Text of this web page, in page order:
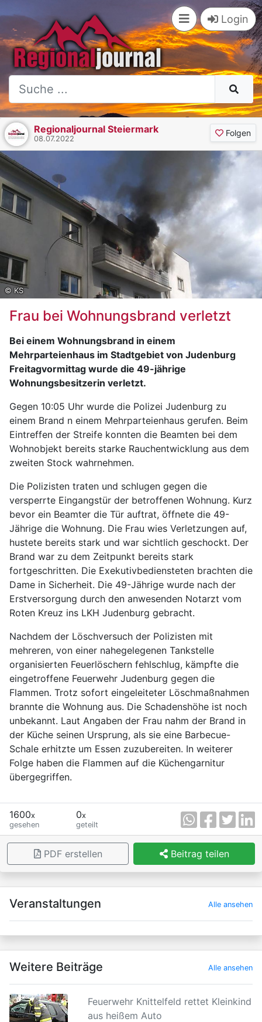
Login
Regionaljournal Steiermark
08.07.2022
Folgen
© KS
Frau bei Wohnungsbrand verletzt
Bei einem Wohnungsbrand in einem
Mehrparteienhaus im Stadtgebiet von Judenburg
Freitagvormittag wurde die 49-jährige
Wohnungsbesitzerin verletzt.
Gegen 10:05 Uhr wurde die Polizei Judenburg zu
einem Brand n einem Mehrparteienhaus gerufen. Beim
Eintreffen der Streife konnten die Beamten bei dem
Wohnobjekt bereits starke Rauchentwicklung aus dem
zweiten Stock wahrnehmen.
Die Polizisten traten und schlugen gegen die
versperrte Eingangstür der betroffenen Wohnung. Kurz
bevor ein Beamter die Tür auftrat, öffnete die 49-
Jährige die Wohnung. Die Frau wies Verletzungen auf,
hustete bereits stark und war sichtlich geschockt. Der
Brand war zu dem Zeitpunkt bereits stark
fortgeschritten. Die Exekutivbediensteten brachten die
Dame in Sicherheit. Die 49-Jährige wurde nach der
Erstversorgung durch den anwesenden Notarzt vom
Roten Kreuz ins LKH Judenburg gebracht.
Nachdem der Löschversuch der Polizisten mit
mehreren, von einer nahegelegenen Tankstelle
organisierten Feuerlöschern fehlschlug, kämpfte die
eingetroffene Feuerwehr Judenburg gegen die
Flammen. Trotz sofort eingeleiteter Löschmaßnahmen
brannte die Wohnung aus. Die Schadenshöhe ist noch
unbekannt. Laut Angaben der Frau nahm der Brand in
der Küche seinen Ursprung, als sie eine Barbecue-
Schale erhitzte um Essen zuzubereiten. In weiterer
Folge haben die Flammen auf die Küchengarnitur
übergegriffen.
1600x
gesehen
0x
geteilt
PDF erstellen Beitrag teilen
×
Veranstaltungen Alle ansehen
Weitere Beiträge Alle ansehen
Feuerwehr Knittelfeld rettet Kleinkind
aus heißem Auto